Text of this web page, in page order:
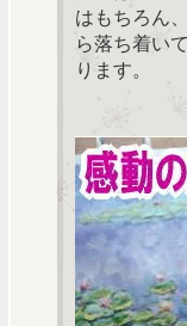
はもちろん
ら落ち着い
ります。